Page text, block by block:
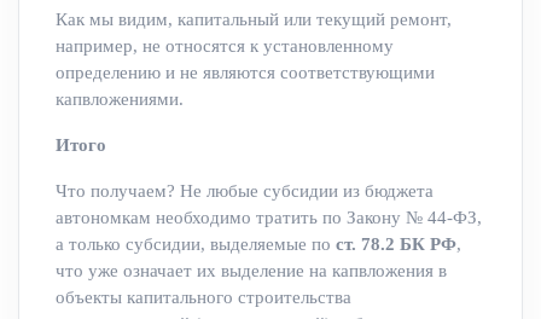
Как мы видим, капитальный или текущий ремонт,
например, не относятся к установленному
определению и не являются соответствующими
капвложениями.
Итого
Что получаем? Не любые субсидии из бюджета
автономкам необходимо тратить по Закону № 44-ФЗ,
а только субсидии, выделяемые по ст. 78.2 БК РФ,
что уже означает их выделение на капвложения в
объекты капитального строительства